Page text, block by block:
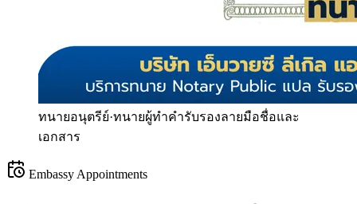
ทนายอนุตรีย์·ทนายผู้ทำคำรับรองลายมือชื่อและ
เอกสาร
Embassy Appointments